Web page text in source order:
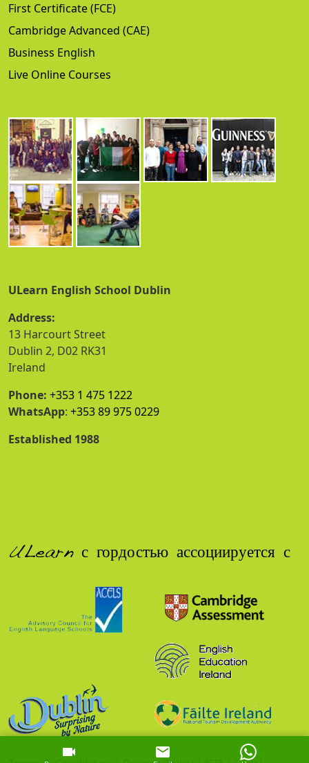
First Certificate (FCE)
Cambridge Advanced (CAE)
Business English
Live Online Courses
ULearn English School Dublin
Address:
13 Harcourt Street
Dublin 2, D02 RK31
Ireland
Phone: +353 1 475 1222
WhatsApp: +353 89 975 0229
Established 1988
ULearn с гордостью ассоциируется с